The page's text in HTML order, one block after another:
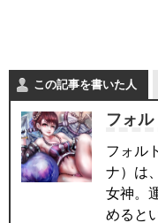
この記事を書いた人
フォル
フォル
ナ）は
女神。
めると